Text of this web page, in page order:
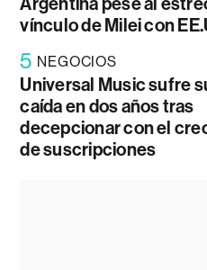
vínculo de Milei con
5 NEGOCIOS
Universal Music sufre
caída en dos años tras
decepcionar con el
de suscripciones